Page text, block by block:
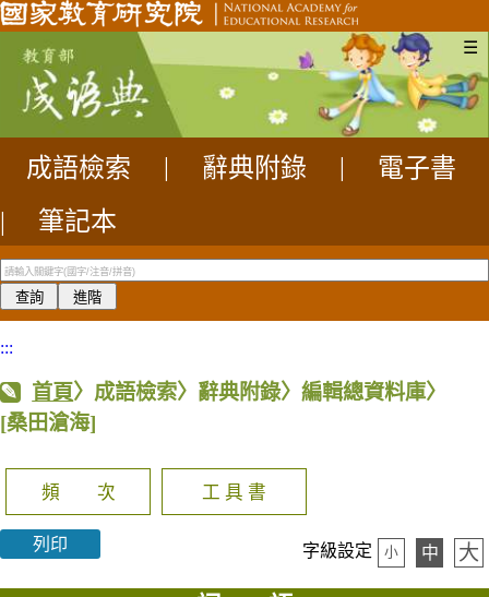
☰
成語檢索 辭典附錄
電子書
|
筆記本
:::
首頁〉成語檢索〉辭典附錄〉編輯總資料庫〉
[桑田滄海]
頻 次 工 具 書
列印 字級設定 小 中 大